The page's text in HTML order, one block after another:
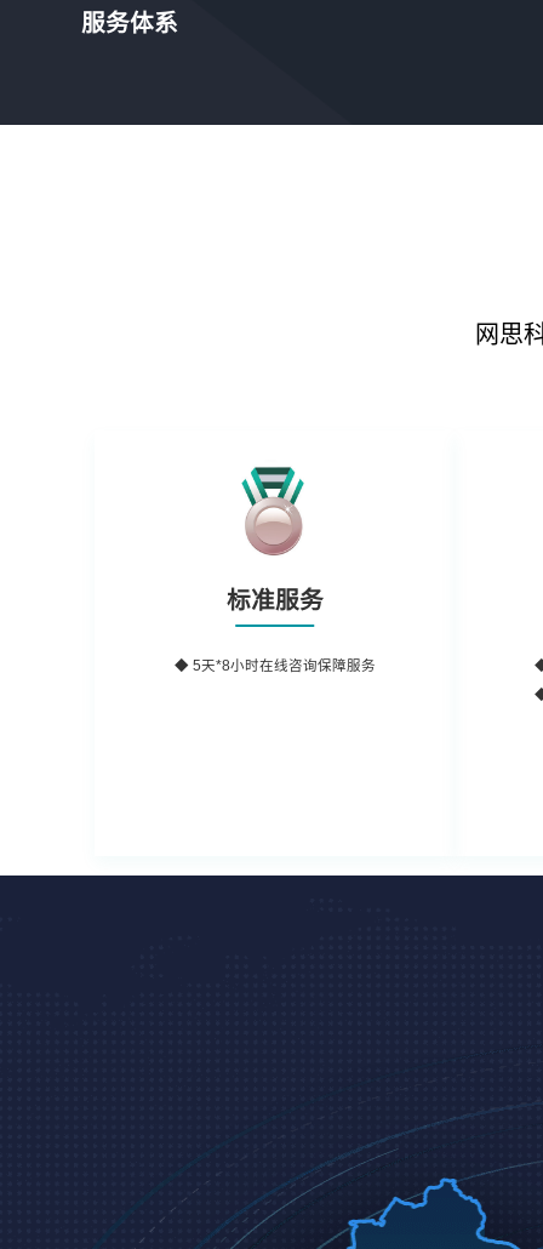
服务体系
网思
标准服务
◆ 5天*8小时在线咨询保障服务